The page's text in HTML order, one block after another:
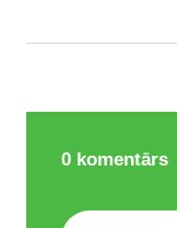
0 komentārs